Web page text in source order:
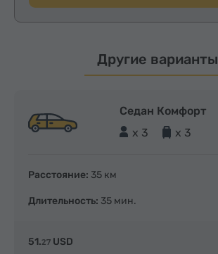
Другие варианты
Седан Комфорт
x 3
x 3
Расстояние: 35 км
Длительность: 35 мин.
51.27 USD